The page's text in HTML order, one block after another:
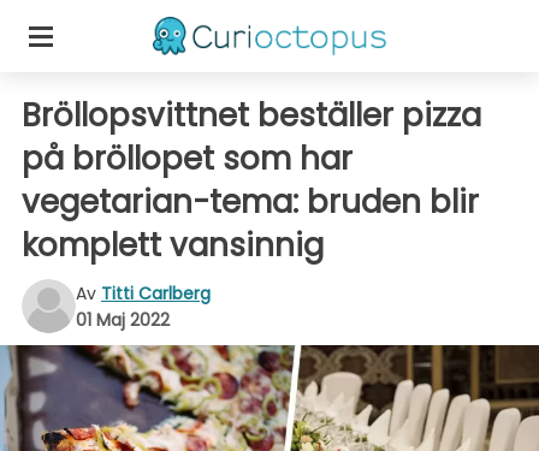
Bröllopsvittnet beställer pizza
på bröllopet som har
vegetarian-tema: bruden blir
komplett vansinnig
Av Titti Carlberg
01 Maj 2022